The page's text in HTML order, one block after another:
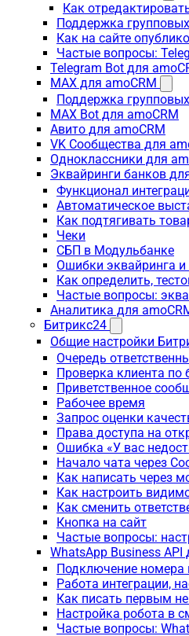
Как
Поддержка
Как на сайте
Частые вопросы:
Telegram Bot для
MAX для amoCRM
Поддержка
MAX Bot для amoCRM
Авито для amoCRM
VK Сообщества для
Одноклассники для
Эквайринги банков
Функционал
Автоматическое
Как подтягивать
Чеки
СБП в Модульбанке
Ошибки эквайринга и
Как определить,
Частые вопросы:
Аналитика для
Битрикс24
Общие настройки
Очередь
Проверка клиента по
Приветственное
Рабочее время
Запрос оценки
Права доступа на
Ошибка «У вас
Начало чата через
Как написать через
Как настроить
Как сменить
Кнопка на сайт
Частые вопросы:
WhatsApp Business API
Подключение номера
Работа интеграции,
Как писать первым
Настройка робота в
Частые вопросы: